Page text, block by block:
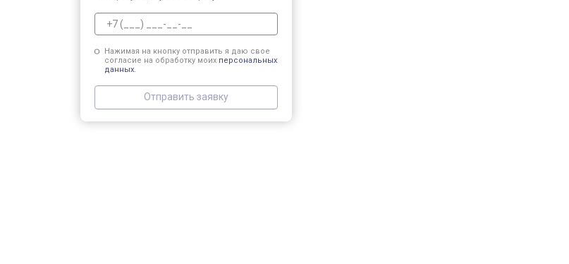
Нажимая на кнопку отправить я даю свое
согласие на обработку моих персональных
данных.
Отправить заявку